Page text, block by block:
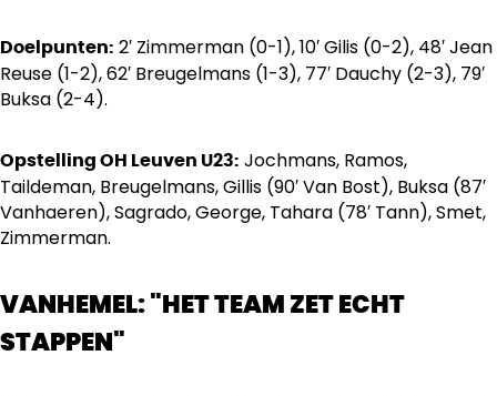
Doelpunten: 2′ Zimmerman (0-1), 10′ Gilis (0-2), 48′ Jean
Reuse (1-2), 62′ Breugelmans (1-3), 77′ Dauchy (2-3), 79′
Buksa (2-4).
Opstelling OH Leuven U23: Jochmans, Ramos,
Taildeman, Breugelmans, Gillis (90′ Van Bost), Buksa (87′
Vanhaeren), Sagrado, George, Tahara (78′ Tann), Smet,
Zimmerman.
VANHEMEL: "HET TEAM ZET ECHT
STAPPEN"